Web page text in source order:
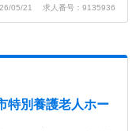
05/21 求人番号：9135936
特別養護老人ホー